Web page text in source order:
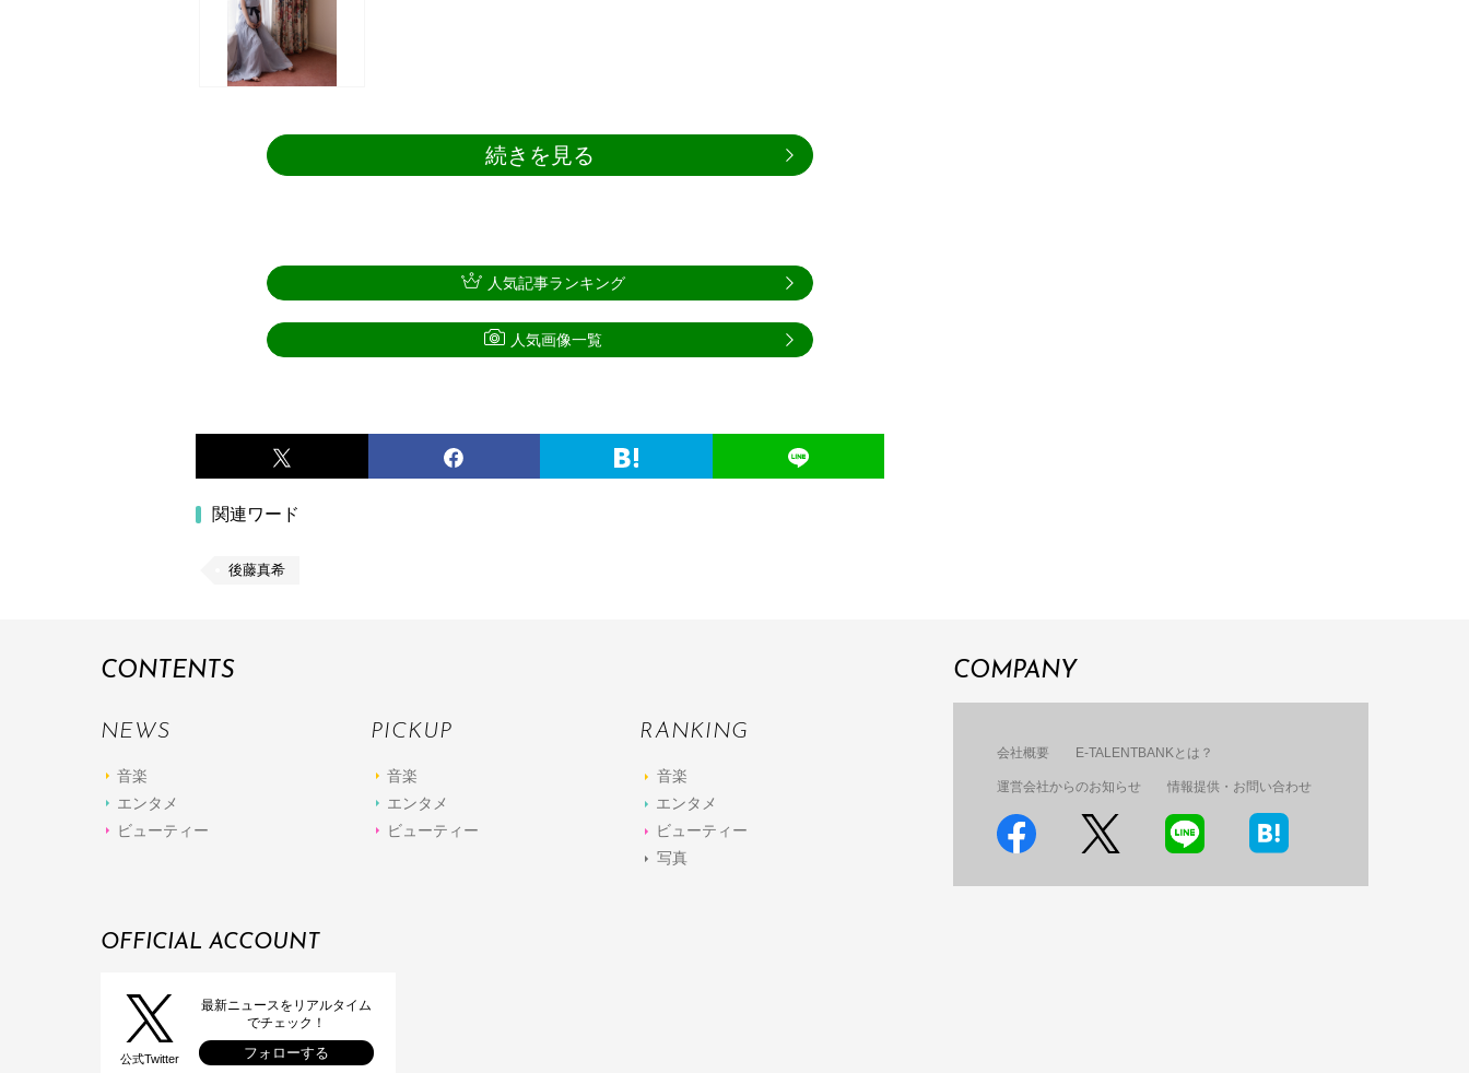
続きを見る
関連ワード
後藤真希
人気記事ランキング
人気画像一覧
CONTENTS
NEWS
音楽
エンタメ
ビューティー
PICKUP
音楽
エンタメ
ビューティー
RANKING
音楽
エンタメ
ビューティー
写真
COMPANY
会社概要 E-TALENTBANKとは？
運営会社からのお知らせ 情報提供・お問い合わせ
OFFICIAL ACCOUNT
公式Twitter
最新ニュースをリアルタイム
でチェック！
フォローする